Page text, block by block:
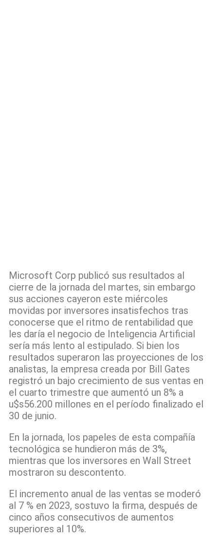
Microsoft Corp publicó sus resultados al
cierre de la jornada del martes, sin embargo
sus acciones cayeron este miércoles
movidas por inversores insatisfechos tras
conocerse que el ritmo de rentabilidad que
les daría el negocio de Inteligencia Artificial
sería más lento al estipulado. Si bien los
resultados superaron las proyecciones de los
analistas, la empresa creada por Bill Gates
registró un bajo crecimiento de sus ventas en
el cuarto trimestre que aumentó un 8% a
u$s56.200 millones en el período finalizado el
30 de junio.
En la jornada, los papeles de esta compañía
tecnológica se hundieron más de 3%,
mientras que los inversores en Wall Street
mostraron su descontento.
El incremento anual de las ventas se moderó
al 7 % en 2023, sostuvo la firma, después de
cinco años consecutivos de aumentos
superiores al 10%.